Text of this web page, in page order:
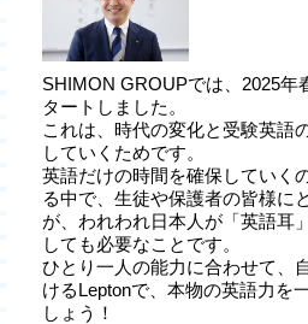
SHIMON GROUPでは、2025年
タートしました。
これは、時代の変化と受験英語
していくためです。
英語だけの時間を確保していく
る中で、生徒や保護者の皆様に
が、われわれ日本人が「英語耳
しても必要なことです。
ひとり一人の能力に合わせて、
けるLeptonで、本物の英語力を
しょう！